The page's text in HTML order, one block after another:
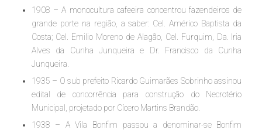
1908 – A monocultura cafeeira concentrou fazendeiros de
grande porte na região, a saber: Cel. Américo Baptista da
Costa; Cel. Emilio Moreno de Alagão, Cel. Furquim, Da. Iria
Alves da Cunha Junqueira e Dr. Francisco da Cunha
Junqueira.
1935 – O sub prefeito Ricardo Guimarães Sobrinho assinou
edital de concorrência para construção do Necrotério
Municipal, projetado por Cícero Martins Brandão.
1938 – A Vila Bonfim passou a denominar-se Bonfim